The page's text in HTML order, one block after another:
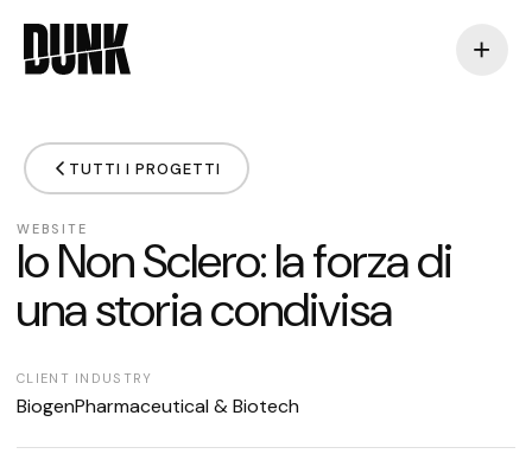
+
TUTTI I PROGETTI
WEBSITE
Io Non Sclero: la forza di
una storia condivisa
CLIENT
Biogen
INDUSTRY
Pharmaceutical & Biotech